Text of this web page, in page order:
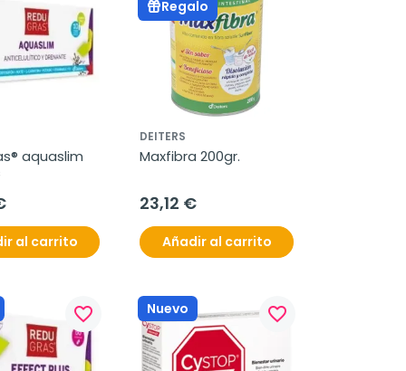
aquaslim
al carrito
Regalo
DEITERS
Maxfibra 200gr.
23,12 €
Añadir al carrito
favorite_border Nuevo favorite_border